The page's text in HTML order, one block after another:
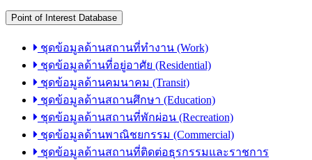
Point of Interest Database
ชุดข้อมูลด้านสถานที่ทำงาน (Work)
ชุดข้อมูลด้านที่อยู่อาศัย (Residential)
ชุดข้อมูลด้านคมนาคม (Transit)
ชุดข้อมูลด้านสถานศึกษา (Education)
ชุดข้อมูลด้านสถานที่พักผ่อน (Recreation)
ชุดข้อมูลด้านพาณิชยกรรม (Commercial)
ชุดข้อมูลด้านสถานที่ติดต่อธุรกรรมและราชการ